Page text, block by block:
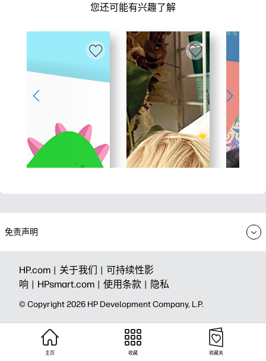
您还可能有兴趣了解
免责声明
HP.com | 关于我们 | 可持续性影
响 | HPsmart.com | 使用条款 | 隐私
© Copyright 2026 HP Development Company, L.P.
主页 收藏 收藏夹